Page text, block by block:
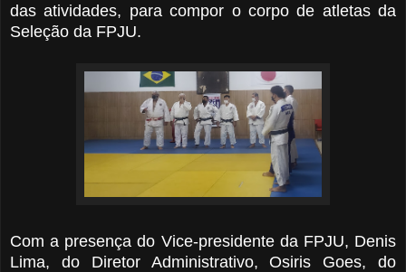
das atividades, para compor o corpo de atletas da
Seleção da FPJU.
Com a presença do Vice-presidente da FPJU, Denis
Lima, do Diretor Administrativo, Osiris Goes, do